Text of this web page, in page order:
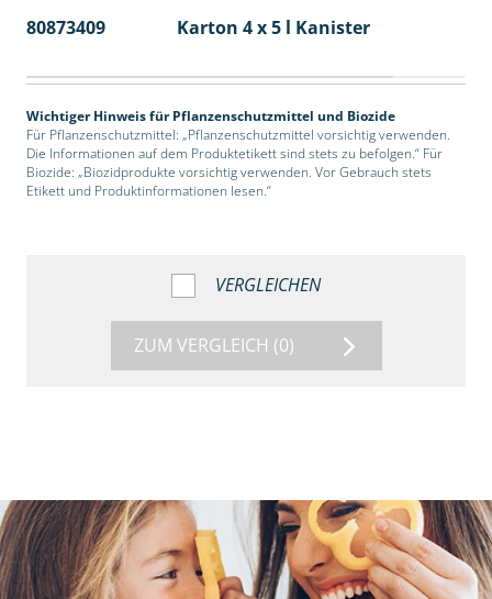
80873409 Karton 4 x 5 l Kanister
Wichtiger Hinweis für Pflanzenschutzmittel und Biozide
Für Pflanzenschutzmittel: „Pflanzenschutzmittel vorsichtig verwenden.
Die Informationen auf dem Produktetikett sind stets zu befolgen.“ Für
Biozide: „Biozidprodukte vorsichtig verwenden. Vor Gebrauch stets
Etikett und Produktinformationen lesen.“
VERGLEICHEN
ZUM VERGLEICH (0)